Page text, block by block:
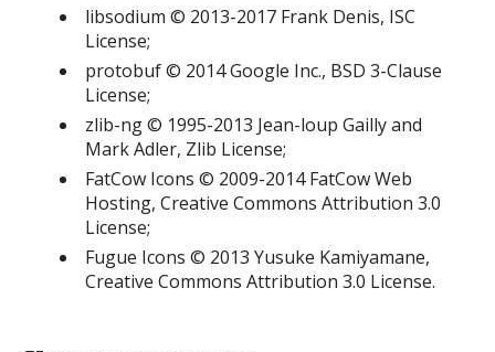
libsodium © 2013-2017 Frank Denis, ISC
License;
protobuf © 2014 Google Inc., BSD 3-Clause
License;
zlib-ng © 1995-2013 Jean-loup Gailly and
Mark Adler, Zlib License;
FatCow Icons © 2009-2014 FatCow Web
Hosting, Creative Commons Attribution 3.0
License;
Fugue Icons © 2013 Yusuke Kamiyamane,
Creative Commons Attribution 3.0 License.